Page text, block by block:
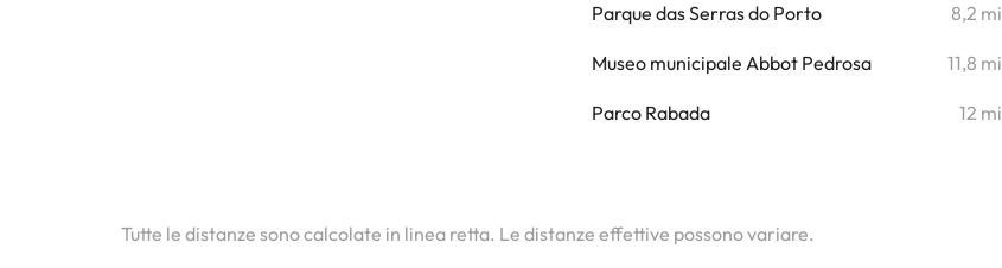
Parque das Serras do Porto 8,2 mi
Museo municipale Abbot Pedrosa 11,8 mi
Parco Rabada 12 mi
Tutte le distanze sono calcolate in linea retta. Le distanze effettive possono variare.